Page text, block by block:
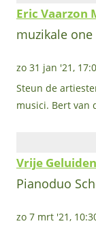
Eric Vaarzon
muzikale
zo 31 jan '21,
Steun de
musici. Bert van
Vrije
Pianoduo
zo 7 mrt '21,